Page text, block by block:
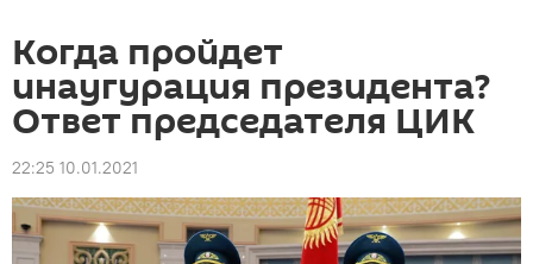
Когда пройдет
инаугурация президента?
Ответ председателя ЦИК
22:25 10.01.2021